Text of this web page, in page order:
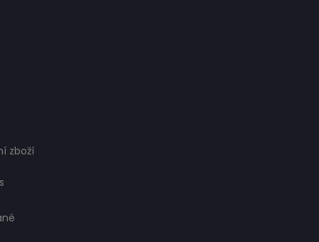
zboží